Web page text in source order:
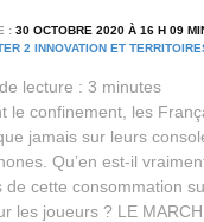
: 30 OCTOBRE 2020 À 16 H 09
2 INNOVATION ET
lecture : 3 minutes
le confinement, les
jamais sur leurs
Qu’en est-il
de cette consommation
les joueurs ? LE